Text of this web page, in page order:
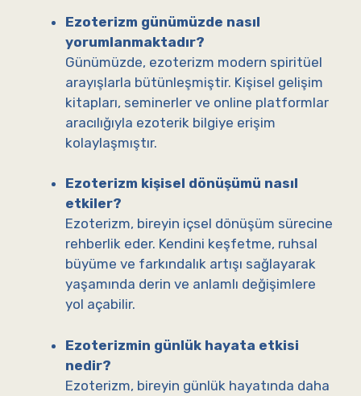
Ezoterizm günümüzde nasıl
yorumlanmaktadır?
Günümüzde, ezoterizm modern spiritüel
arayışlarla bütünleşmiştir. Kişisel gelişim
kitapları, seminerler ve online platformlar
aracılığıyla ezoterik bilgiye erişim
kolaylaşmıştır.
Ezoterizm kişisel dönüşümü nasıl
etkiler?
Ezoterizm, bireyin içsel dönüşüm sürecine
rehberlik eder. Kendini keşfetme, ruhsal
büyüme ve farkındalık artışı sağlayarak
yaşamında derin ve anlamlı değişimlere
yol açabilir.
Ezoterizmin günlük hayata etkisi
nedir?
Ezoterizm, bireyin günlük hayatında daha